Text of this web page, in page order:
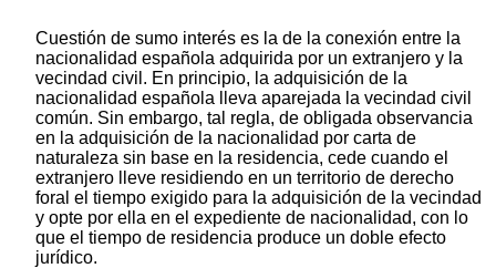
Cuestión de sumo interés es la de la conexión entre la
nacionalidad española adquirida por un extranjero y la
vecindad civil. En principio, la adquisición de la
nacionalidad española lleva aparejada la vecindad civil
común. Sin embargo, tal regla, de obligada observancia
en la adquisición de la nacionalidad por carta de
naturaleza sin base en la residencia, cede cuando el
extranjero lleve residiendo en un territorio de derecho
foral el tiempo exigido para la adquisición de la vecindad
y opte por ella en el expediente de nacionalidad, con lo
que el tiempo de residencia produce un doble efecto
jurídico.